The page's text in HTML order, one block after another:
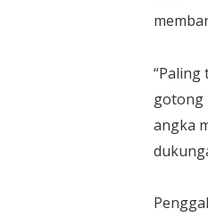
gotong
angka